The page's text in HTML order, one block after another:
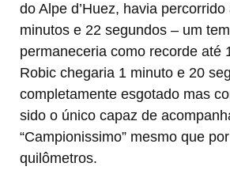
do Alpe d’Huez, havia
minutos e 22 segundos – um
permaneceria como recorde até
Robic chegaria 1 minuto e 20
completamente esgotado mas
sido o único capaz de
“Campionissimo” mesmo que
quilômetros.